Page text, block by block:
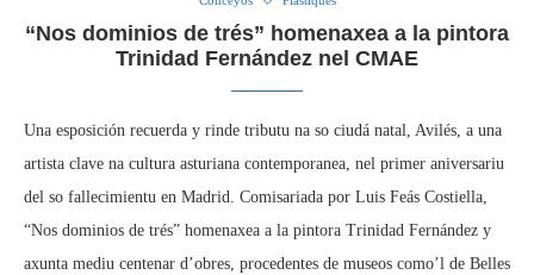
“Nos dominios de trés” homenaxea a la pintora
Trinidad Fernández nel CMAE
Una esposición recuerda y rinde tributu na so ciudá natal, Avilés, a una
artista clave na cultura asturiana contemporanea, nel primer aniversariu
del so fallecimientu en Madrid. Comisariada por Luis Feás Costiella,
“Nos dominios de trés” homenaxea a la pintora Trinidad Fernández y
axunta mediu centenar d’obres, procedentes de museos como’l de Belles